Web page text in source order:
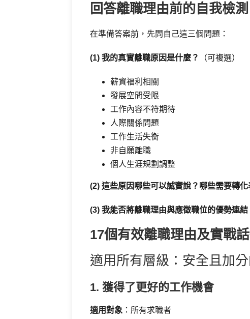
回答離職理由前的自我檢測
在準備答案前，先問自己這三個問題：
(1) 我的真實離職原因是什麼？ （可複選）
薪資福利相關
發展空間受限
工作內容不符期待
人際關係問題
工作生活失衡
非自願離職
個人生涯規劃調整
(2) 這些原因哪些可以誠實說？哪些需要轉化
(3) 我能否將離職理由與應徵職位的優勢連結
17個有效離職理由及實戰
適用所有層級：安全且加
1. 獲得了更好的工作機會
適用對象 ：所有求職者